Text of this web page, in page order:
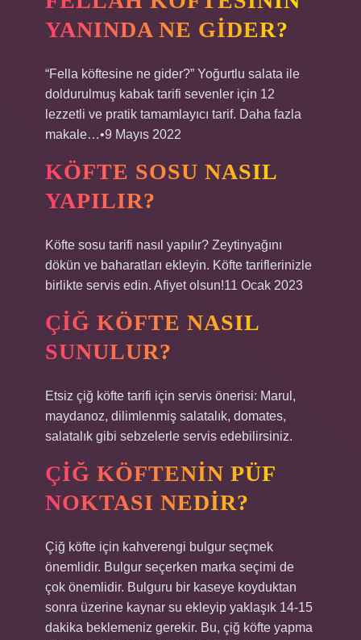
YANINDA NE GIDER?
“Fella köftesine ne gider?” Yoğurtlu salata ile
doldurulmuş kabak tarifi sevenler için 12
lezzetli ve pratik tamamlayıcı tarif. Daha fazla
makale…•9 Mayıs 2022
KÖFTE SOSU NASIL
YAPILIR?
Köfte sosu tarifi nasıl yapılır? Zeytinyağını
dökün ve baharatları ekleyin. Köfte tariflerinizle
birlikte servis edin. Afiyet olsun!11 Ocak 2023
ÇIĞ KÖFTE NASIL
SUNULUR?
Etsiz çiğ köfte tarifi için servis önerisi: Marul,
maydanoz, dilimlenmiş salatalık, domates,
salatalık gibi sebzelerle servis edebilirsiniz.
ÇIĞ KÖFTENIN PÜF
NOKTASI NEDIR?
Çiğ köfte için kahverengi bulgur seçmek
önemlidir. Bulgur seçerken marka seçimi de
çok önemlidir. Bulguru bir kaseye koyduktan
sonra üzerine kaynar su ekleyip yaklaşık 14-15
dakika beklemeniz gerekir. Bu, çiğ köfte yapma